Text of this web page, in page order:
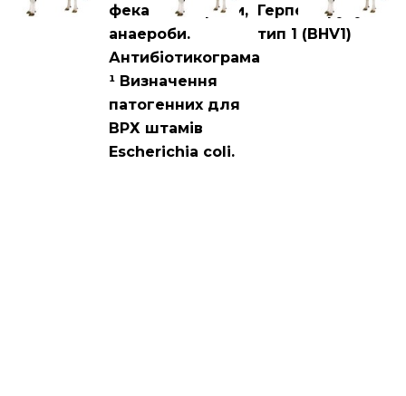
фекалій. Аероби,
анаероби.
Антибіотикограма
¹ Визначення
патогенних для
ВРХ штамів
Escherichia coli.
Герпесвірусу
тип 1 (BHV1)